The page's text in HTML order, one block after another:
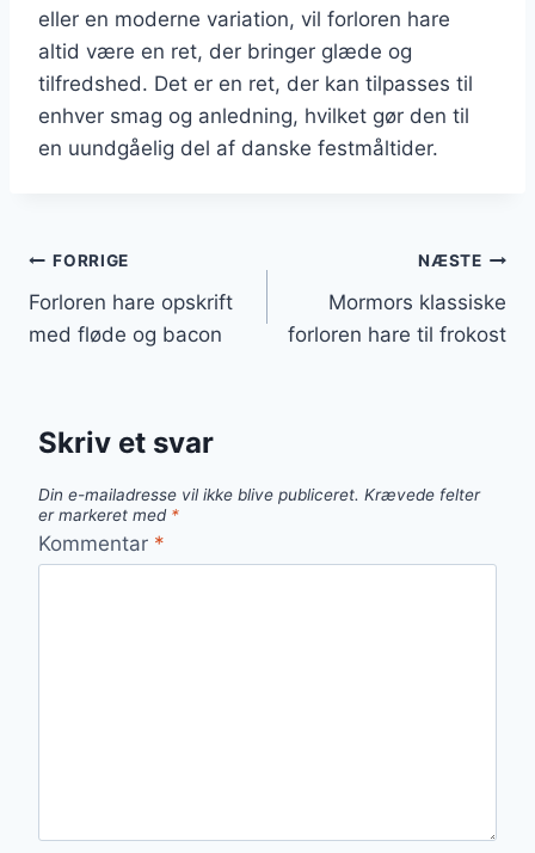
eller en moderne variation, vil forloren hare
altid være en ret, der bringer glæde og
tilfredshed. Det er en ret, der kan tilpasses til
enhver smag og anledning, hvilket gør den til
en uundgåelig del af danske festmåltider.
Indlægsnavigation
FORRIGE
Forloren hare opskrift
med fløde og bacon
NÆSTE
Mormors klassiske
forloren hare til frokost
Skriv et svar
Din e-mailadresse vil ikke blive publiceret. Krævede felter
er markeret med *
Kommentar *